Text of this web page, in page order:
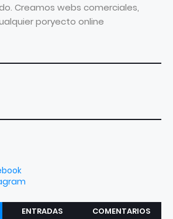
Creamos webs comerciales,
poryecto online
ENTRADAS
COMENTARIOS